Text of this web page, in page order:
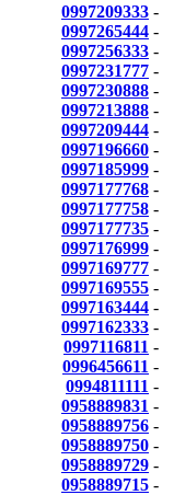
0997209333 -
0997265444 -
0997256333 -
0997231777 -
0997230888 -
0997213888 -
0997209444 -
0997196660 -
0997185999 -
0997177768 -
0997177758 -
0997177735 -
0997176999 -
0997169777 -
0997169555 -
0997163444 -
0997162333 -
0997116811 -
0996456611 -
0994811111 -
0958889831 -
0958889756 -
0958889750 -
0958889729 -
0958889715 -